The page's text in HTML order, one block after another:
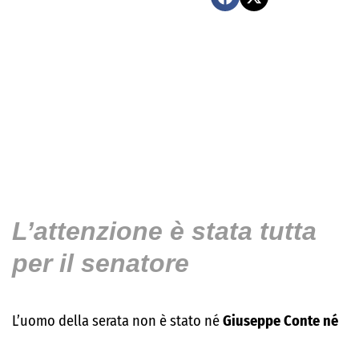
L’attenzione è stata tutta
per il senatore
L’uomo della serata non è stato néGiuseppe Conte né